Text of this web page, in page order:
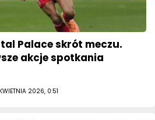
Palace skrót meczu.
akcje spotkania
2026, 0:51